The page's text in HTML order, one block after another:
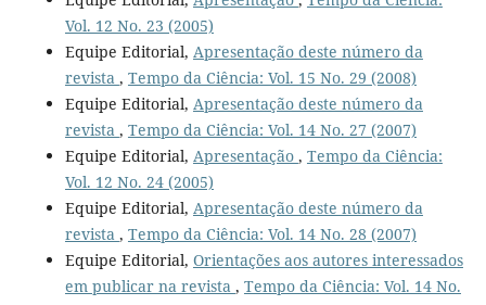
Vol. 12 No. 23 (2005)
Equipe Editorial, Apresentação deste número da
revista , Tempo da Ciência: Vol. 15 No. 29 (2008)
Equipe Editorial, Apresentação deste número da
revista , Tempo da Ciência: Vol. 14 No. 27 (2007)
Equipe Editorial, Apresentação , Tempo da Ciência:
Vol. 12 No. 24 (2005)
Equipe Editorial, Apresentação deste número da
revista , Tempo da Ciência: Vol. 14 No. 28 (2007)
Equipe Editorial, Orientações aos autores interessados
em publicar na revista , Tempo da Ciência: Vol. 14 No.